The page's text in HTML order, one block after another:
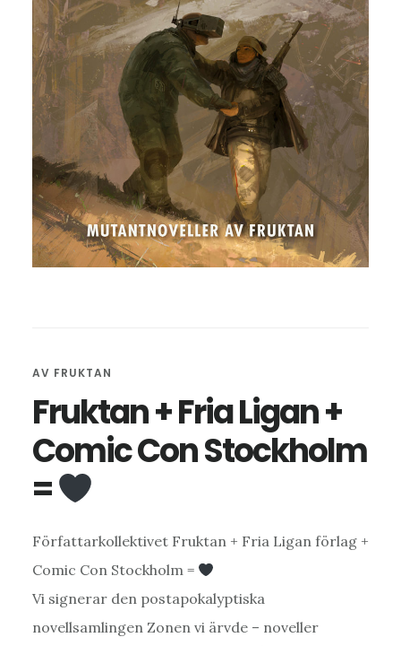
AV FRUKTAN
Fruktan + Fria Ligan +
Comic Con Stockholm
=
Författarkollektivet Fruktan + Fria Ligan förlag +
Comic Con Stockholm =
Vi signerar den postapokalyptiska
novellsamlingen Zonen vi ärvde – noveller